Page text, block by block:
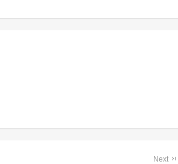
Next